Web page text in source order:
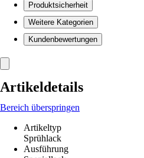
Produktsicherheit
Weitere Kategorien
Kundenbewertungen
Artikeldetails
Bereich überspringen
Artikeltyp
Sprühlack
Ausführung